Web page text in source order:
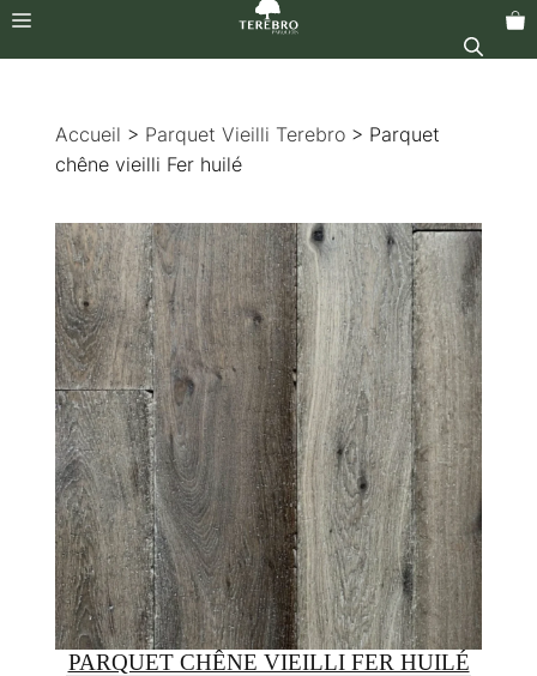
contenu
Menu
Accueil > Parquet Vieilli Terebro > Parquet
chêne vieilli Fer huilé
PARQUET CHÊNE VIEILLI FER HUILÉ